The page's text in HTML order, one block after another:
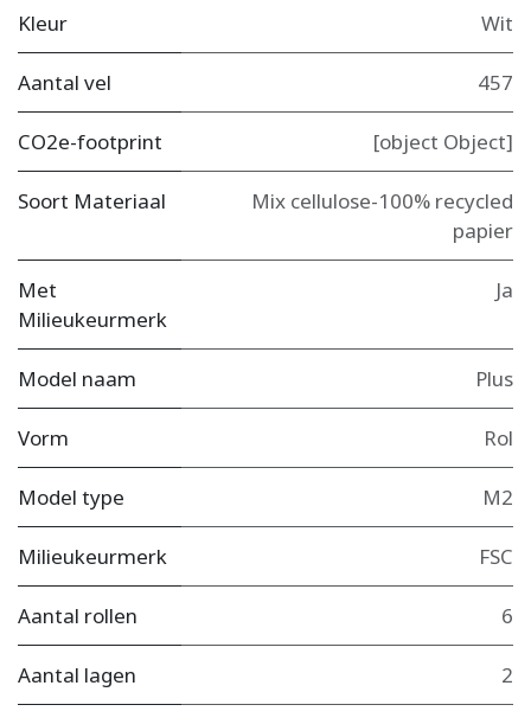
Kleur Wit
Aantal vel 457
CO2e-footprint [object Object]
Soort Materiaal
Mix cellulose-100% recycled
papier
Met
Milieukeurmerk
Ja
Model naam Plus
Vorm Rol
Model type M2
Milieukeurmerk FSC
Aantal rollen 6
Aantal lagen 2